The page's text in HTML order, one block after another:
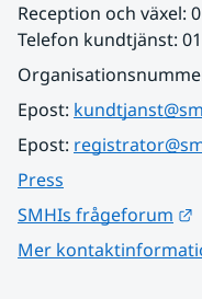
Reception och växel:
Telefon kundtjänst:
Epost:
Epost:
Press
SMHIs frågeforum
Mer